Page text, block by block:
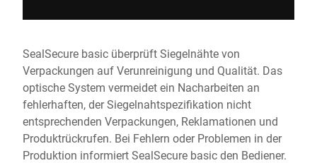
SealSecure basic überprüft Siegelnähte von
Verpackungen auf Verunreinigung und Qualität. Das
optische System vermeidet ein Nacharbeiten an
fehlerhaften, der Siegelnahtspezifikation nicht
entsprechenden Verpackungen, Reklamationen und
Produktrückrufen. Bei Fehlern oder Problemen in der
Produktion informiert SealSecure basic den Bediener.